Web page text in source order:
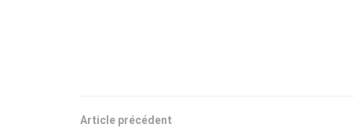
Article précédent